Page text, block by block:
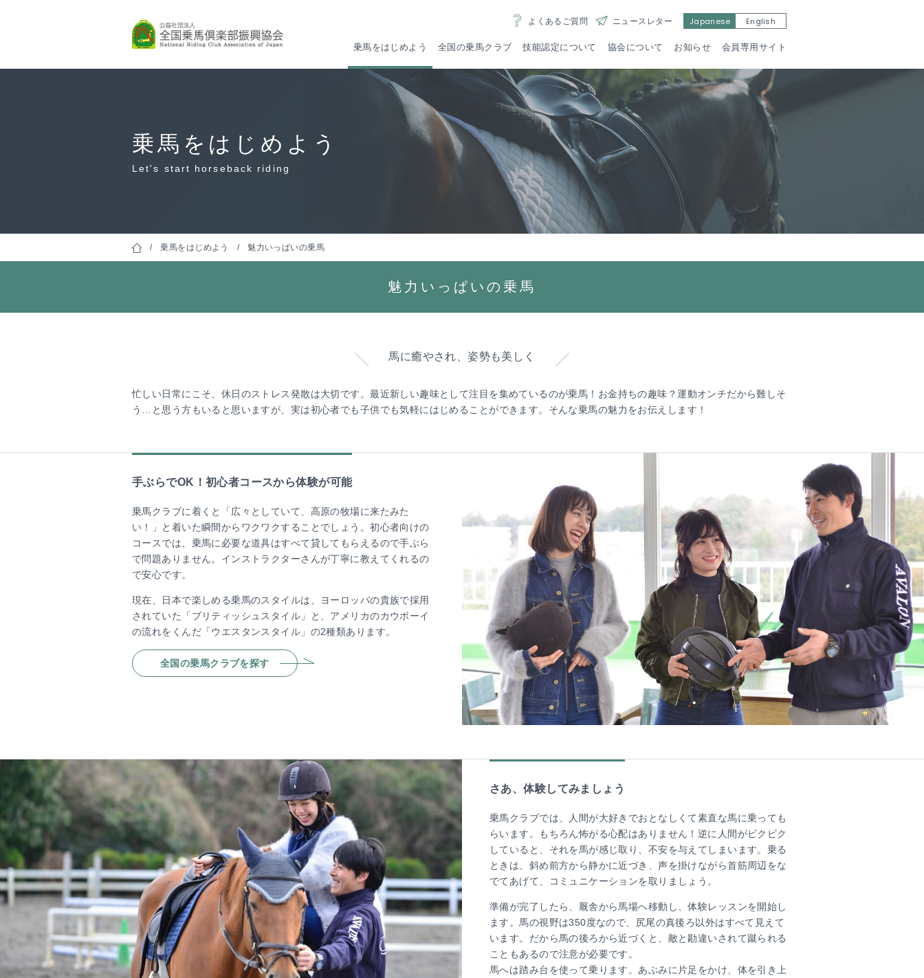
乗馬をはじめよう
魅力いっぱいの乗馬 なかよく、たのしく馬に乗ろう
全国の乗馬クラブ 技能認定について
ポニーライダー技能認定
協会について お知らせ 会員専用サイト
登録乗馬クラブ様への
ご案内はこちら
大学馬術部への
ご案内はこちら
よくあるご質問 ニュースレター Japanese English
乗馬をはじめよう
Let's start horseback riding
乗馬をはじめよう 魅力いっぱいの乗馬
魅力いっぱいの乗馬
馬に癒やされ、姿勢も美しく
忙しい日常にこそ、休日のストレス発散は大切です。最近新しい趣味として注目を集めているのが乗馬！お金持ちの趣味？運動オンチだから難しそ
う…と思う方もいると思いますが、実は初心者でも子供でも気軽にはじめることができます。そんな乗馬の魅力をお伝えします！
手ぶらでOK！初心者コースから体験が可能
乗馬クラブに着くと「広々としていて、高原の牧場に来たみた
い！」と着いた瞬間からワクワクすることでしょう。初心者向けの
コースでは、乗馬に必要な道具はすべて貸してもらえるので手ぶら
で問題ありません。インストラクターさんが丁寧に教えてくれるの
で安心です。
現在、日本で楽しめる乗馬のスタイルは、ヨーロッパの貴族で採用
されていた「ブリティッシュスタイル」と、アメリカのカウボーイ
の流れをくんだ「ウエスタンスタイル」の2種類あります。
全国の乗馬クラブを探す
さあ、体験してみましょう
乗馬クラブでは、人間が大好きでおとなしくて素直な馬に乗っても
らいます。もちろん怖がる心配はありません！逆に人間がビクビク
していると、それを馬が感じ取り、不安を与えてしまいます。乗る
ときは、斜め前方から静かに近づき、声を掛けながら首筋周辺をな
でてあげて、コミュニケーションを取りましょう。
準備が完了したら、厩舎から馬場へ移動し、体験レッスンを開始し
ます。馬の視野は350度なので、尻尾の真後ろ以外はすべて見えて
います。だから馬の後ろから近づくと、敵と勘違いされて蹴られる
こともあるので注意が必要です。
馬へは踏み台を使って乗ります。あぶみに片足をかけ、体を引き上